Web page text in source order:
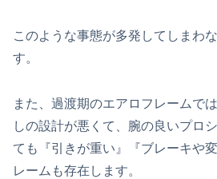
このような事態が多発してしまわ
す。
また、過渡期のエアロフレームで
しの設計が悪くて、腕の良いプロ
ても『引きが重い』『ブレーキや
レームも存在します。